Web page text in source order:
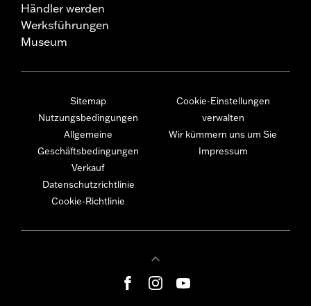
Händler werden
Werksführungen
Museum
Sitemap
Nutzungsbedingungen
Allgemeine
Geschäftsbedingungen
Verkauf
Datenschutzrichtlinie
Cookie-Richtlinie
Cookie-Einstellungen
verwalten
Wir kümmern uns um Sie
Impressum